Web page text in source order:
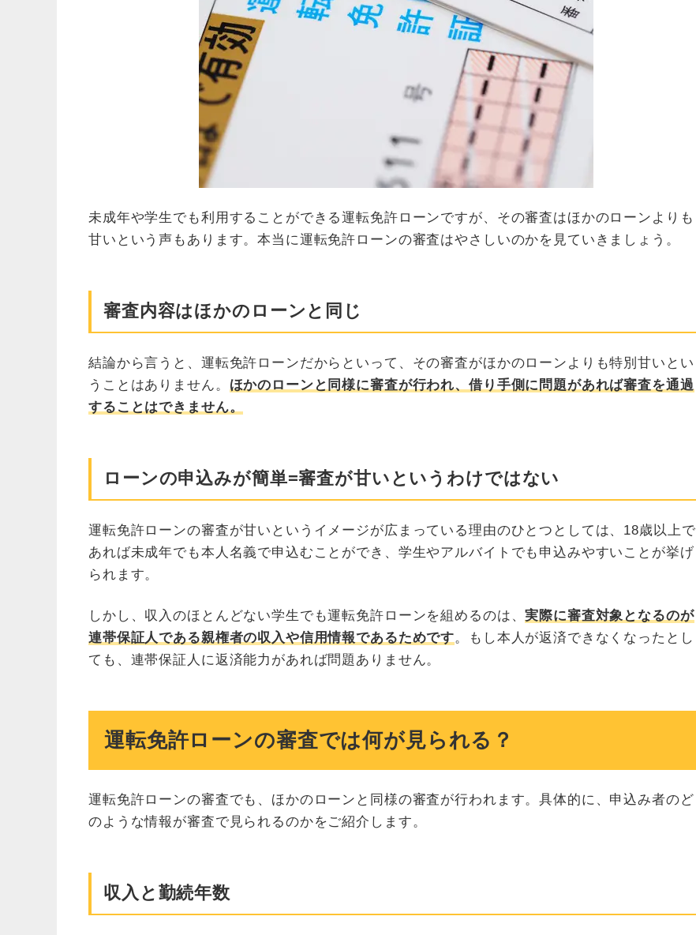
未成年や学生でも利用することができる運転免許ローンですが、その審査はほかのローンよりも
甘いという声もあります。本当に運転免許ローンの審査はやさしいのかを見ていきましょう。
審査内容はほかのローンと同じ
結論から言うと、運転免許ローンだからといって、その審査がほかのローンよりも特別甘いとい
うことはありません。 ほかのローンと同様に審査が行われ、借り手側に問題があれば審査を通過
することはできません。
ローンの申込みが簡単=審査が甘いというわけではない
運転免許ローンの審査が甘いというイメージが広まっている理由のひとつとしては、18歳以上で
あれば未成年でも本人名義で申込むことができ、学生やアルバイトでも申込みやすいことが挙げ
られます。
しかし、収入のほとんどない学生でも運転免許ローンを組めるのは、実際に審査対象となるのが
連帯保証人である親権者の収入や信用情報であるためです。もし本人が返済できなくなったとし
ても、連帯保証人に返済能力があれば問題ありません。
運転免許ローンの審査では何が見られる？
運転免許ローンの審査でも、ほかのローンと同様の審査が行われます。具体的に、申込み者のど
のような情報が審査で見られるのかをご紹介します。
収入と勤続年数